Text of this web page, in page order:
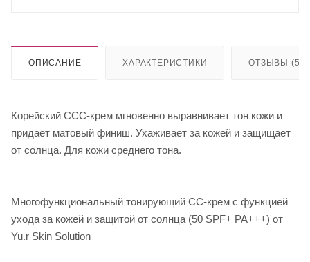
ОПИСАНИЕ ХАРАКТЕРИСТИКИ ОТЗЫВЫ (5)
Корейский CCC-крем мгновенно выравнивает тон кожи и
придает матовый финиш. Ухаживает за кожей и защищает
от солнца. Для кожи среднего тона.
Многофункциональный тонирующий СС-крем с функцией
ухода за кожей и защитой от солнца (50 SPF+ PA+++) от
Yu.r Skin Solution